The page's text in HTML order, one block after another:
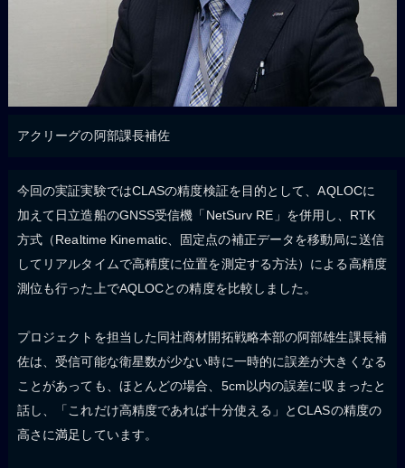
アクリーグの阿部課長補佐
今回の実証実験ではCLASの精度検証を目的として、AQLOCに
加えて日立造船のGNSS受信機「NetSurv RE」を併用し、RTK
方式（Realtime Kinematic、固定点の補正データを移動局に送信
してリアルタイムで高精度に位置を測定する方法）による高精度
測位も行った上でAQLOCとの精度を比較しました。
プロジェクトを担当した同社商材開拓戦略本部の阿部雄生課長補
佐は、受信可能な衛星数が少ない時に一時的に誤差が大きくなる
ことがあっても、ほとんどの場合、5cm以内の誤差に収まったと
話し、「これだけ高精度であれば十分使える」とCLASの精度の
高さに満足しています。